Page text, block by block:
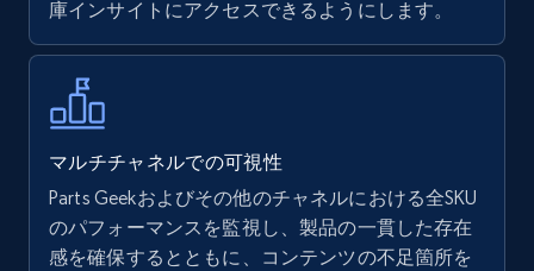
more.
5.6K+
Walmart - products - Find new products by
using specific category URL
庫インサイトにアクセスできるようにします。
マルチチャネルでの可視性
Parts Geekおよびその他のチャネルにおける全SKU
のパフォーマンスを監視し、製品の一貫した存在
感を確保するとともに、コンテンツの不足箇所を